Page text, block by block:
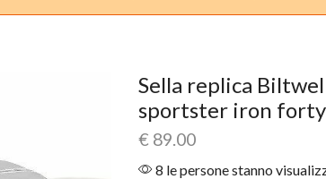
Sella replica
sportster iron
€ 89.00
8 le persone stanno